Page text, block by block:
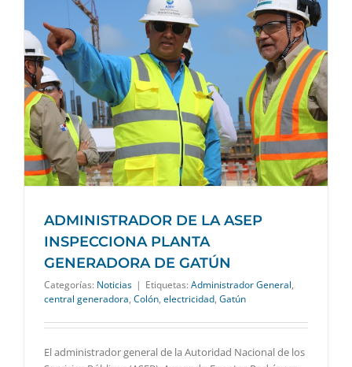
ADMINISTRADOR DE LA ASEP
INSPECCIONA PLANTA
GENERADORA DE GATÚN
Categorías: Noticias | Etiquetas: Administrador General,
central generadora, Colón, electricidad, Gatún
El administrador general de la Autoridad Nacional de los